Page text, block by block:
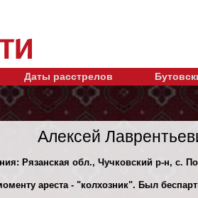
Даты расстрелов
Алексей
Рязанская обл., Чучковский р-н, с.
ареста - "колхозник". Был